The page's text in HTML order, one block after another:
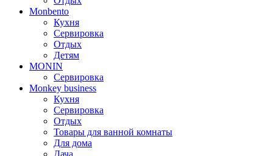
Monbento
Кухня
Сервировка
Отдых
Детям
MONIN
Сервировка
Monkey business
Кухня
Сервировка
Отдых
Товары для ванной комнаты
Для дома